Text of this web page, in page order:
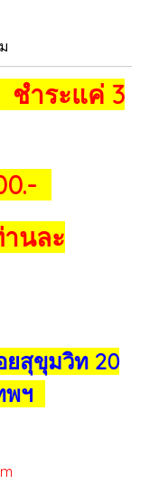
ำระแค่ 3
นละ
ยสุขุมวิท 20
พฯ